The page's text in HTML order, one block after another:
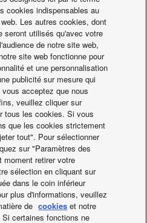
d'opération
très
stérilité de
cookies indispensables au
Les autres cookies, dont
seront utilisés qu'avec votre
de notre site web,
site web fonctionne pour
et une personnalisation
publicité sur mesure qui
acceptez que nous
veuillez cliquer sur
tous les cookies. Si vous
que les cookies strictement
tout". Pour sélectionner
sur "Paramètres des
moment retirer votre
sélection en cliquant sur
dans le coin inférieur
plus d'informations, veuillez
de cookies et notre
Si certaines fonctions ne